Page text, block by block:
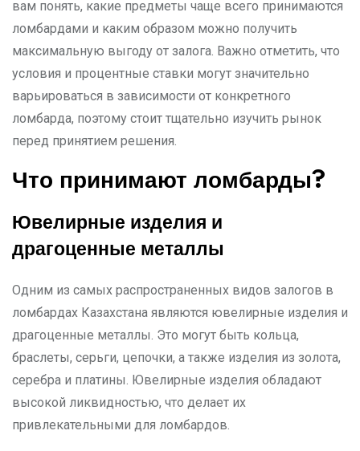
вам понять, какие предметы чаще всего принимаются
ломбардами и каким образом можно получить
максимальную выгоду от залога. Важно отметить, что
условия и процентные ставки могут значительно
варьироваться в зависимости от конкретного
ломбарда, поэтому стоит тщательно изучить рынок
перед принятием решения.
Что принимают ломбарды?
Ювелирные изделия и
драгоценные металлы
Одним из самых распространенных видов залогов в
ломбардах Казахстана являются ювелирные изделия и
драгоценные металлы. Это могут быть кольца,
браслеты, серьги, цепочки, а также изделия из золота,
серебра и платины. Ювелирные изделия обладают
высокой ликвидностью, что делает их
привлекательными для ломбардов.